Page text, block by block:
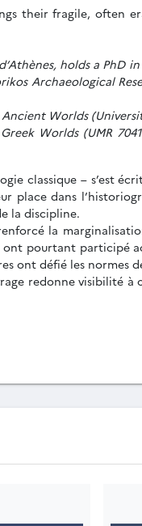
their fragile, often
holds a
Archaeological
Worlds
Worlds (UMR
classique – s’est
place dans
la discipline.
la
pourtant participé
ont défié les
redonne visibilité